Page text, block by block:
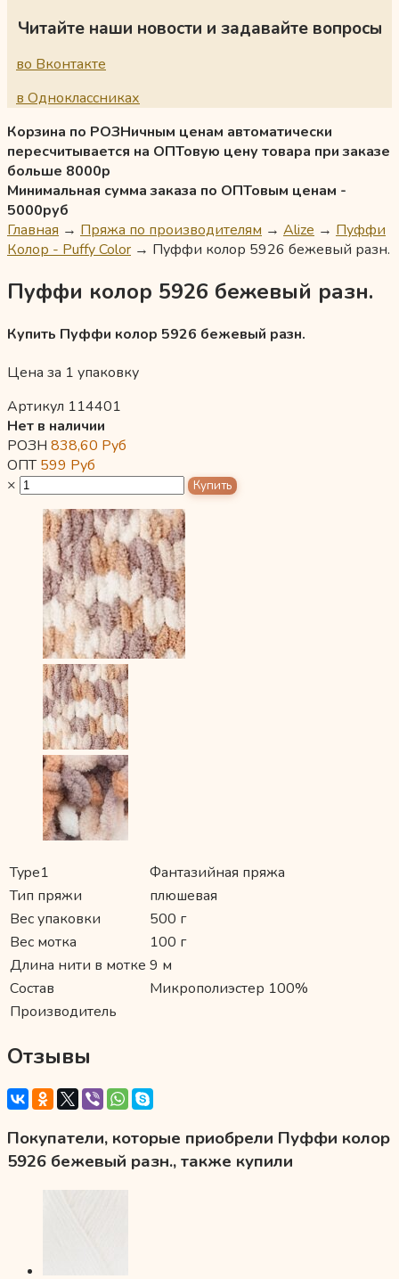
Читайте наши новости и задавайте вопросы
во Вконтакте
в Одноклассниках
Корзина по РОЗНичным ценам автоматически
пересчитывается на ОПТовую цену товара при заказе
больше 8000р
Минимальная сумма заказа по ОПТовым ценам -
5000руб
Главная → Пряжа по производителям → Alize → Пуффи
Колор - Puffy Color → Пуффи колор 5926 бежевый разн.
Пуффи колор 5926 бежевый разн.
Купить Пуффи колор 5926 бежевый разн.
Цена за 1 упаковку
Артикул 114401
Нет в наличии
РОЗН 838,60 Руб
ОПТ599 Руб
×
Type1
Фантазийная пряжа
Тип пряжи
плюшевая
Вес упаковки
500 г
Вес мотка
100 г
Длина нити в мотке 9 м
Состав
Микрополиэстер 100%
Производитель
Отзывы
Покупатели, которые приобрели Пуффи колор
5926 бежевый разн., также купили